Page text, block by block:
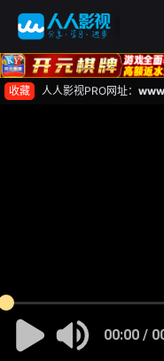
收藏 人人影视PRO网址：
00:00 /